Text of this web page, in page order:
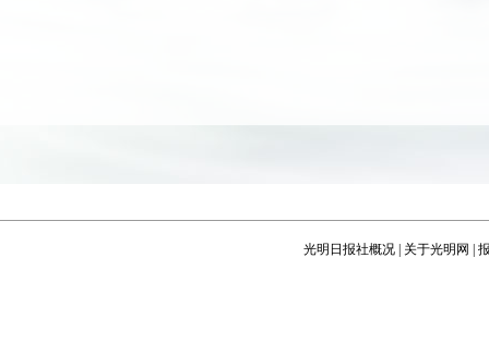
光明日报社概况 关于光明网